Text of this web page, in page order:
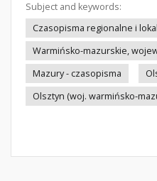
Subject and keywords:
Czasopisma regionalne i
Warmińsko-mazurskie,
Mazury - czasopisma
Olsztyn (woj. warmińsko-